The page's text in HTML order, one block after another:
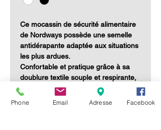
Ce mocassin de sécurité alimentaire
de Nordways possède une semelle
antidérapante adaptée aux situations
les plus ardues.
Confortable et pratique grâce à sa
doublure textile souple et respirante,
elle est également facile d’entretien.
Phone Email Adresse Facebook